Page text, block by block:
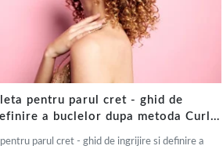
pentru parul cret - ghid de
a buclelor dupa metoda Curly
parul cret - ghid de ingrijire si definire a